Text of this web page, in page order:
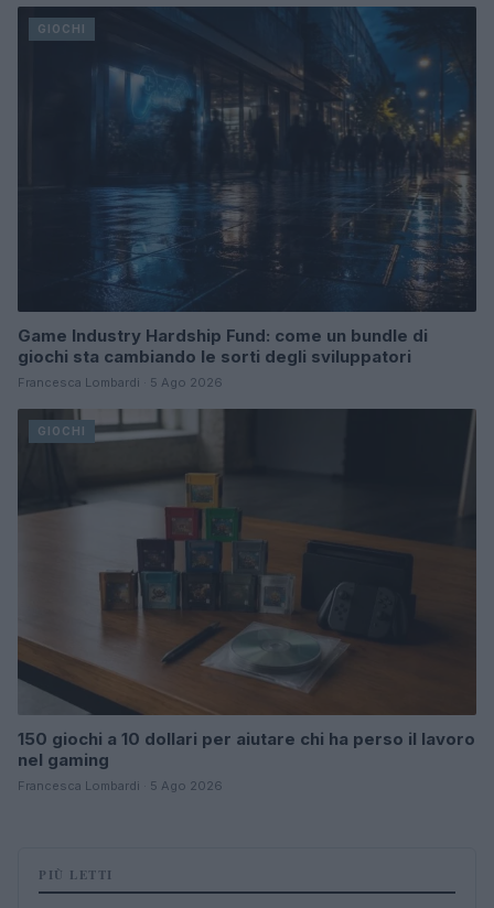
GIOCHI
Game Industry Hardship Fund: come un bundle di
giochi sta cambiando le sorti degli sviluppatori
Francesca Lombardi · 5 Ago 2026
GIOCHI
150 giochi a 10 dollari per aiutare chi ha perso il lavoro
nel gaming
Francesca Lombardi · 5 Ago 2026
PIÙ LETTI